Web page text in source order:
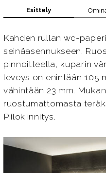
Esittely
Kahden rullan wc-
seinäasennukseen.
pinnoitteella, kuparin
leveys on enintään 105
vähintään 23 mm.
ruostumattomasta
Piilokiinnitys.